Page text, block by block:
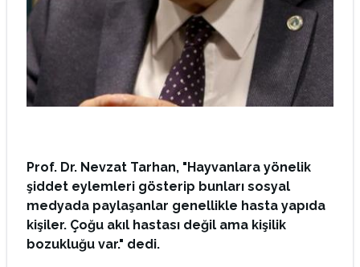
Prof. Dr. Nevzat Tarhan, "Hayvanlara yönelik
şiddet eylemleri gösterip bunları sosyal
medyada paylaşanlar genellikle hasta yapıda
kişiler. Çoğu akıl hastası değil ama kişilik
bozukluğu var." dedi.